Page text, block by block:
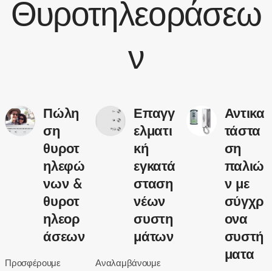
Θυροτηλεοράσεω
ν
Πώλη
ση
θυροτ
ηλεφώ
νων &
θυροτ
ηλεορ
άσεων
Προσφέρουμε
Επαγγ
ελματι
κή
εγκατά
σταση
νέων
συστη
μάτων
Αναλαμβάνουμε
Αντικα
τάστα
ση
παλιώ
ν με
σύγχρ
ονα
συστή
ματα